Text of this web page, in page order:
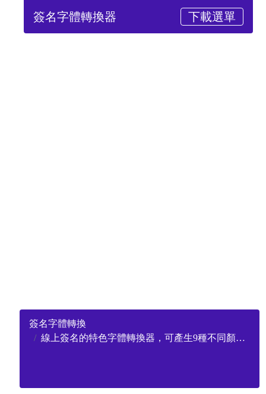
簽名字體轉換器 下載選單
簽名字體轉換
線上簽名的特色字體轉換器，可產生9種不同顏色的特色字